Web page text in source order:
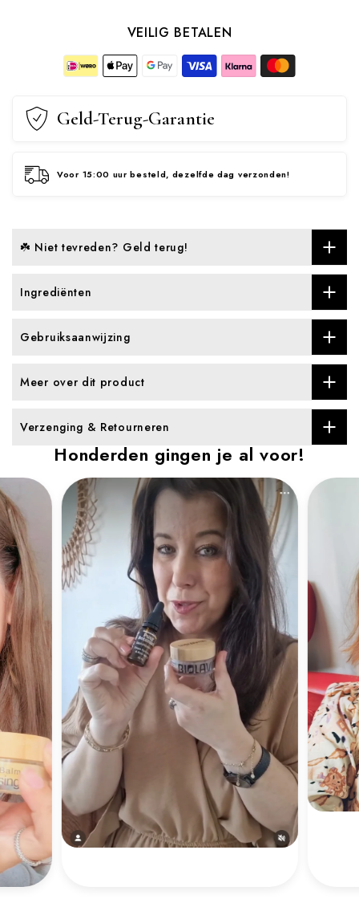
VEILIG BETALEN
Geld-Terug-Garantie
Voor 15:00 uur besteld, dezelfde dag verzonden!
☘️ Niet tevreden? Geld terug!
Ingrediënten
Gebruiksaanwijzing
Meer over dit product
Verzenging & Retourneren
Honderden gingen je al voor!